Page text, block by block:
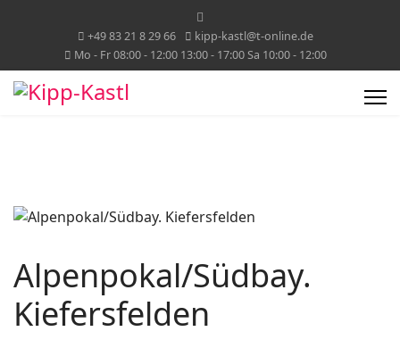
+49 83 21 8 29 66
kipp-kastl@t-online.de
Mo - Fr 08:00 - 12:00 13:00 - 17:00 Sa 10:00 - 12:00
Alpenpokal/Südbay.
Kiefersfelden